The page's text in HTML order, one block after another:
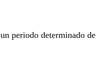
periodo determinado